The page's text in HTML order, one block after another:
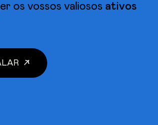
os vossos valiosos ativos
↗